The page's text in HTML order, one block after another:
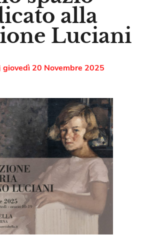
alla
Luciani
giovedì 20 Novembre 2025